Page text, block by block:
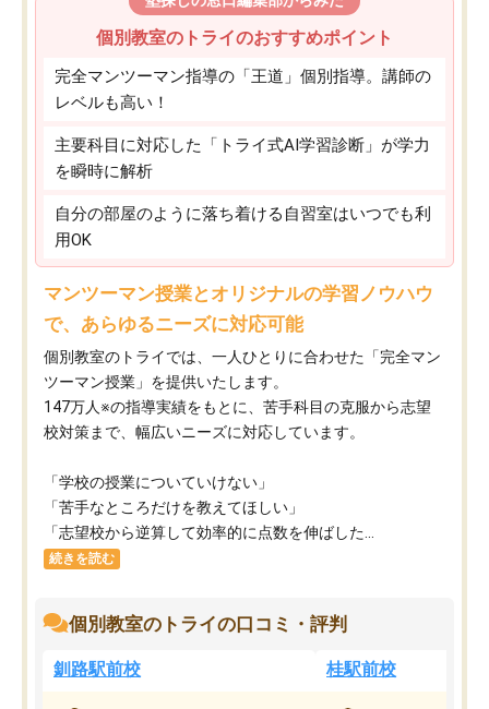
個別教室のトライのおすすめポイント
完全マンツーマン指導の「王道」個別指導。講師の
レベルも高い！
主要科目に対応した「トライ式AI学習診断」が学力
を瞬時に解析
自分の部屋のように落ち着ける自習室はいつでも利
用OK
マンツーマン授業とオリジナルの学習ノウハウ
で、あらゆるニーズに対応可能
個別教室のトライでは、一人ひとりに合わせた「完全マン
ツーマン授業」を提供いたします。​
147万人※の指導実績をもとに、苦手科目の克服から志望
校対策まで、幅広いニーズに対応しています。​
「学校の授業についていけない」​
「苦手なところだけを教えてほしい」​
「志望校から逆算して効率的に点数を伸ばした...
続きを読む
個別教室のトライの口コミ・評判
釧路駅前校 桂駅前校